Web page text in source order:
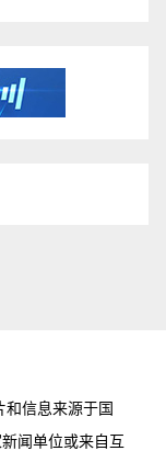
和信息来源于国
闻单位或来自互